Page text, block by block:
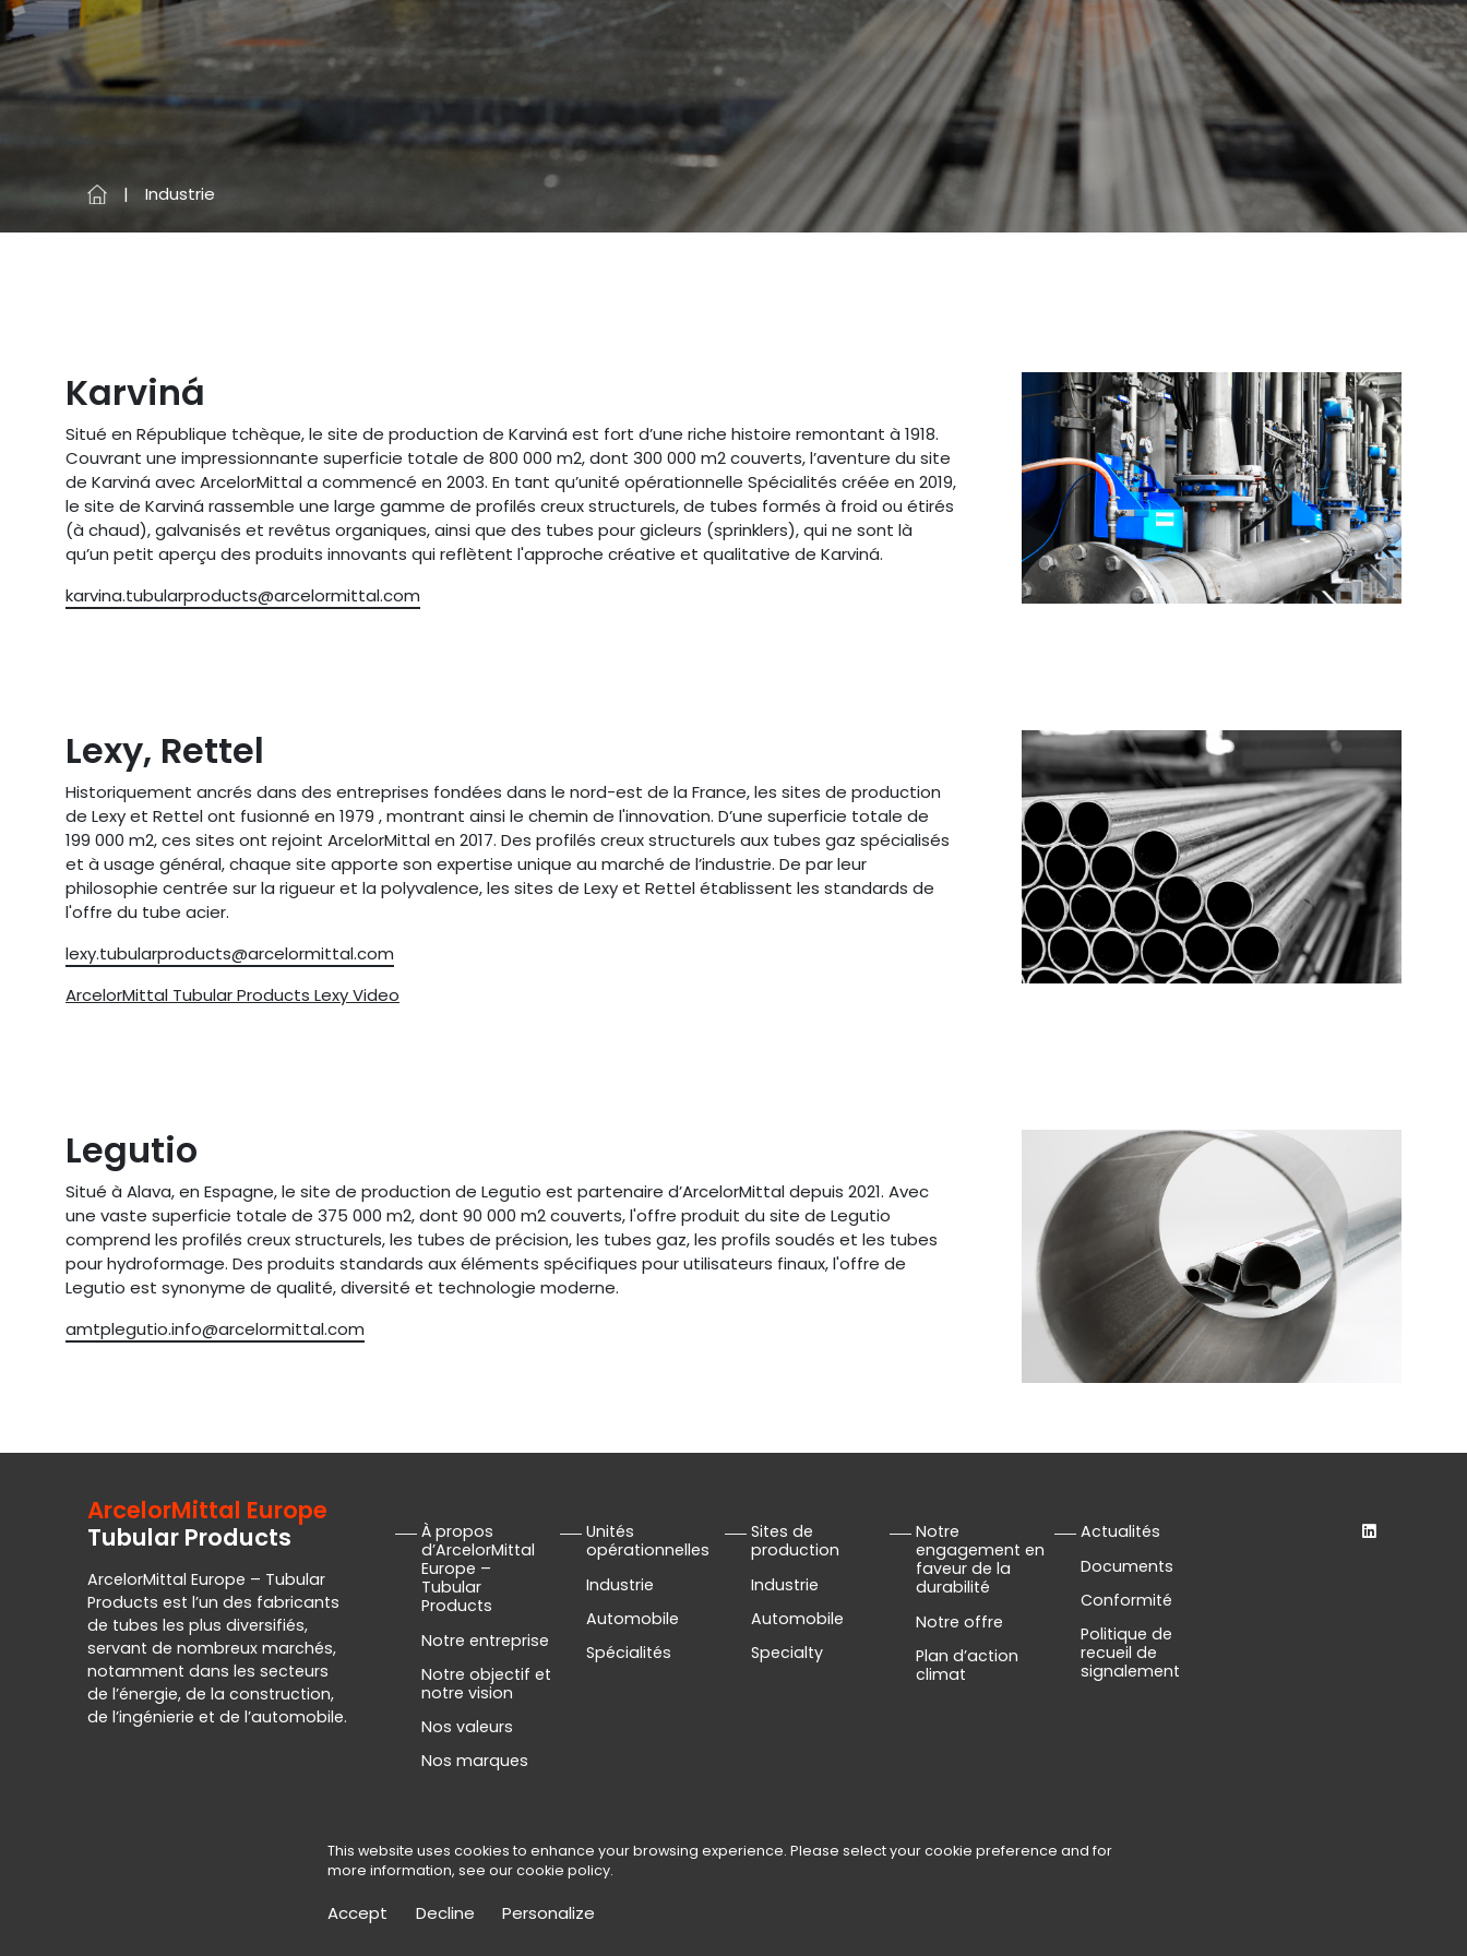
Industrie
Karviná
Situé en République tchèque, le site de production de Karviná est fort d’une riche histoire remontant à 1918.
Couvrant une impressionnante superficie totale de 800 000 m2, dont 300 000 m2 couverts, l’aventure du site
de Karviná avec ArcelorMittal a commencé en 2003. En tant qu’unité opérationnelle Spécialités créée en 2019,
le site de Karviná rassemble une large gamme de profilés creux structurels, de tubes formés à froid ou étirés
(à chaud), galvanisés et revêtus organiques, ainsi que des tubes pour gicleurs (sprinklers), qui ne sont là
qu’un petit aperçu des produits innovants qui reflètent l'approche créative et qualitative de Karviná.
karvina.tubularproducts@arcelormittal.com
Lexy, Rettel
Historiquement ancrés dans des entreprises fondées dans le nord-est de la France, les sites de production
de Lexy et Rettel ont fusionné en 1979 , montrant ainsi le chemin de l'innovation. D’une superficie totale de
199 000 m2, ces sites ont rejoint ArcelorMittal en 2017. Des profilés creux structurels aux tubes gaz spécialisés
et à usage général, chaque site apporte son expertise unique au marché de l’industrie. De par leur
philosophie centrée sur la rigueur et la polyvalence, les sites de Lexy et Rettel établissent les standards de
l'offre du tube acier.
lexy.tubularproducts@arcelormittal.com
ArcelorMittal Tubular Products Lexy Video
Legutio
Situé à Alava, en Espagne, le site de production de Legutio est partenaire d’ArcelorMittal depuis 2021. Avec
une vaste superficie totale de 375 000 m2, dont 90 000 m2 couverts, l'offre produit du site de Legutio
comprend les profilés creux structurels, les tubes de précision, les tubes gaz, les profils soudés et les tubes
pour hydroformage. Des produits standards aux éléments spécifiques pour utilisateurs finaux, l'offre de
Legutio est synonyme de qualité, diversité et technologie moderne.
amtplegutio.info@arcelormittal.com
ArcelorMittal Europe
Tubular Products
ArcelorMittal Europe – Tubular
Products est l’un des fabricants
de tubes les plus diversifiés,
servant de nombreux marchés,
notamment dans les secteurs
de l’énergie, de la construction,
de l’ingénierie et de l’automobile.
À propos
d’ArcelorMittal
Europe –
Tubular
Products
Notre entreprise
Notre objectif et
notre vision
Nos valeurs
Nos marques
Unités
opérationnelles
Industrie
Automobile
Spécialités
Sites de
production
Industrie
Automobile
Specialty
Notre
engagement en
faveur de la
durabilité
Notre offre
Plan d’action
climat
Actualités
Documents
Conformité
Politique de
recueil de
signalement
Politique sur la protection des données personnelles-Gestion des cookies
This website uses cookies to enhance your browsing experience. Please select your cookie preference and for
more information, see ourcookie policy.
Accept Decline Personalize